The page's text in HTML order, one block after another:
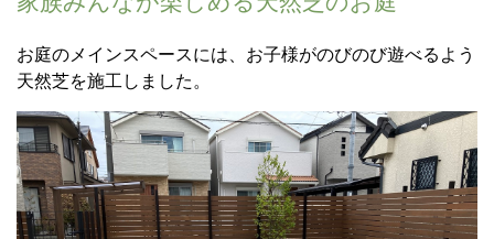
お庭のメインスペースには、お子様がのびのび遊べるよう
天然芝を施工しました。